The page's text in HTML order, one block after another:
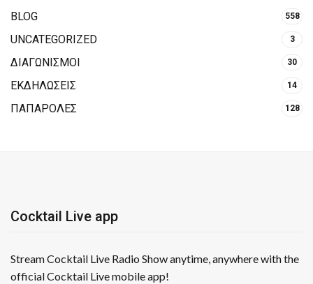
BLOG 558
UNCATEGORIZED 3
ΔΙΑΓΩΝΙΣΜΟΙ 30
ΕΚΔΗΛΩΣΕΙΣ 14
ΠΑΠΑΡΟΛΕΣ 128
Cocktail Live app
Stream Cocktail Live Radio Show anytime, anywhere with the
official Cocktail Live mobile app!